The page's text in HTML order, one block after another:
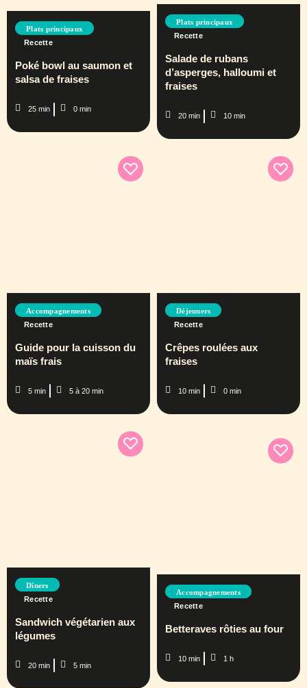
Plats principaux
Recette
Poké bowl au saumon et
salsa de fraises
25 min 0 min
Plats principaux
Recette
Salade de rubans
d’asperges, halloumi et
fraises
20 min 10 min
Accompagnements
Recette
Guide pour la cuisson du
maïs frais
5 min 5 à 20 min
Déjeuners
Recette
Crêpes roulées aux
fraises
10 min 0 min
Dîners
Recette
Sandwich végétarien aux
légumes
20 min 5 min
Accompagnements
Recette
Betteraves rôties au four
10 min 1 h